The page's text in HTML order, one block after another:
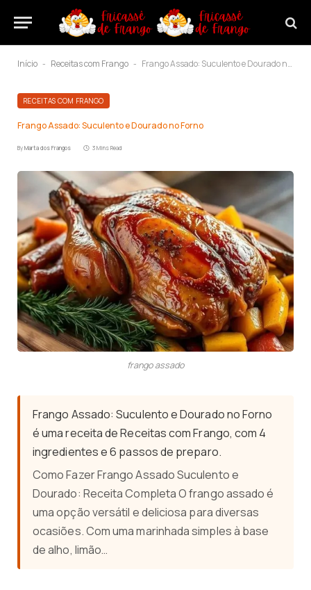
Início - Receitas com Frango - Frango Assado: Suculento e Dourado no Forno
RECEITAS COM FRANGO
Frango Assado: Suculento e Dourado no Forno
ByMarta dos Frangos 3 Mins Read
frango assado
Frango Assado: Suculento e Dourado no Forno
é uma receita de Receitas com Frango, com 4
ingredientes e 6 passos de preparo.
Como Fazer Frango Assado Suculento e
Dourado: Receita Completa O frango assado é
uma opção versátil e deliciosa para diversas
ocasiões. Com uma marinhada simples à base
de alho, limão…